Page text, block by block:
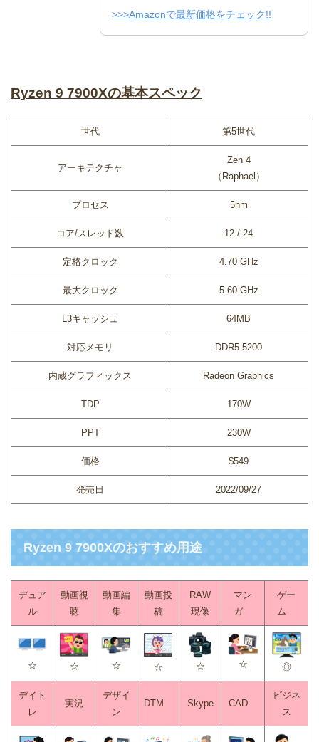
>>>Amazonで最新価格をチェック!!
Ryzen 9 7900Xの基本スペック
世代 第5世代
アーキテクチャ
Zen 4
（Raphael）
プロセス 5nm
コア/スレッド数 12 / 24
定格クロック 4.70 GHz
最大クロック 5.60 GHz
L3キャッシュ 64MB
対応メモリ DDR5-5200
内蔵グラフィックス Radeon Graphics
TDP 170W
PPT 230W
価格 $549
発売日 2022/09/27
Ryzen 9 7900Xのおすすめ用途
デュア
ル
動画視
聴
動画編
集
動画投
稿
RAW
現像
マン
ガ
ゲー
ム
☆ ☆ ☆ ☆ ☆ ☆ ◎
デイト
レ
実況
デザイ
ン
DTM Skype CAD
ビジネ
ス